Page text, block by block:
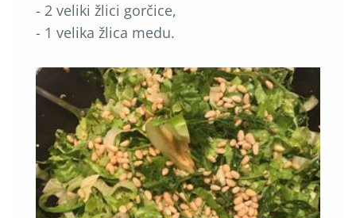
- 2 veliki žlici gorčice,
- 1 velika žlica medu.